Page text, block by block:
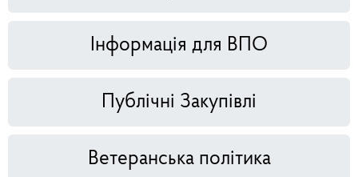
Інформація для ВПО
Публічні Закупівлі
Ветеранська політика